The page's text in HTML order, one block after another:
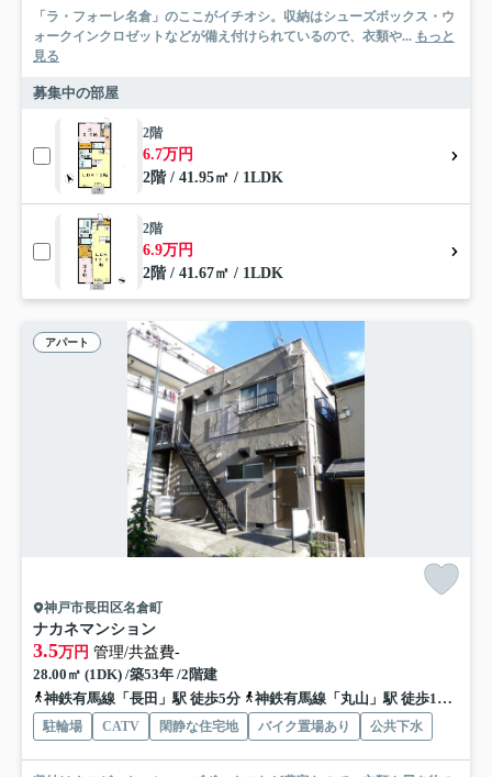
「ラ・フォーレ名倉」のここがイチオシ。収納はシューズボックス・ウ
ォークインクロゼットなどが備え付けられているので、衣類や... もっと
見る
募集中の部屋
2階
6.7万円
2階 / 41.95㎡ / 1LDK
2階
6.9万円
2階 / 41.67㎡ / 1LDK
アパート
神戸市長田区名倉町
ナカネマンション
3.5万円 管理/共益費-
28.00㎡ (1DK) /築53年 /2階建
神鉄有馬線「長田」駅 徒歩5分
神鉄有馬線「丸山」駅 徒歩17分
駐輪場 CATV 閑静な住宅地 バイク置場あり 公共下水